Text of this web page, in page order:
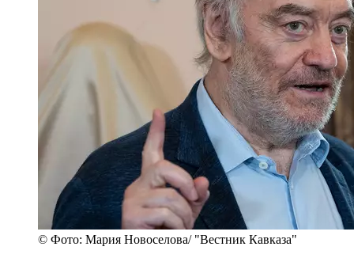
© Фото: Мария Новоселова/ "Вестник Кавказа"